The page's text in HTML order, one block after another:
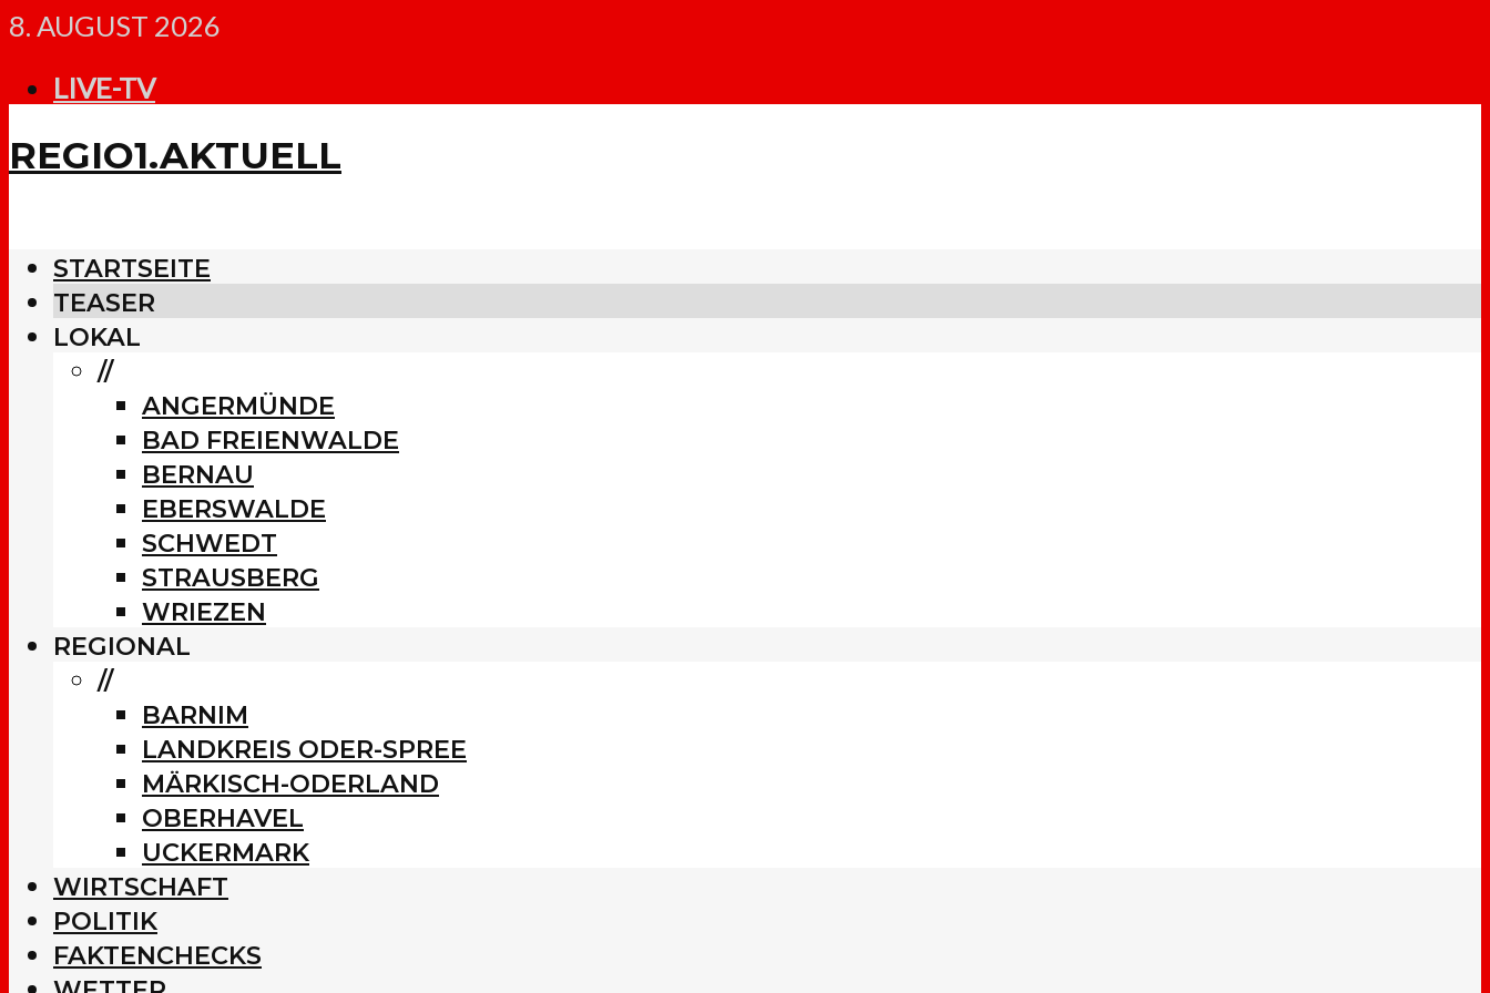
8. AUGUST 2026
LIVE-TV
REGIO1.AKTUELL
STARTSEITE
TEASER
LOKAL
//
ANGERMÜNDE
BAD FREIENWALDE
BERNAU
EBERSWALDE
SCHWEDT
STRAUSBERG
WRIEZEN
REGIONAL
//
BARNIM
LANDKREIS ODER-SPREE
MÄRKISCH-ODERLAND
OBERHAVEL
UCKERMARK
WIRTSCHAFT
POLITIK
FAKTENCHECKS